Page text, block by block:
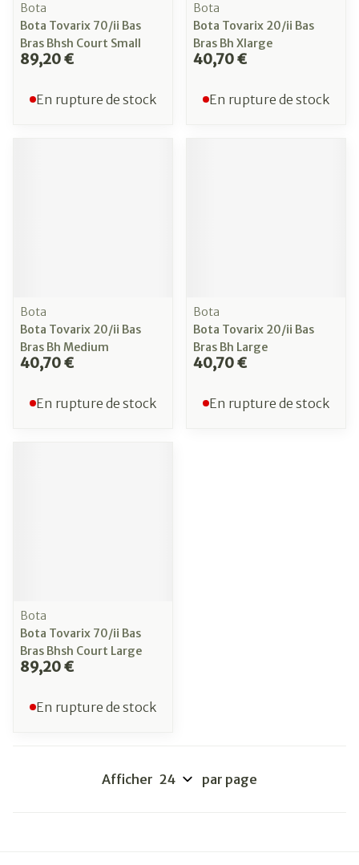
Bota
Bota Tovarix 70/ii Bas
Bras Bhsh Court Small
89,20 €
En rupture de stock
Bota
Bota Tovarix 20/ii Bas
Bras Bh Xlarge
40,70 €
En rupture de stock
Bota
Bota Tovarix 20/ii Bas
Bras Bh Medium
40,70 €
En rupture de stock
Bota
Bota Tovarix 20/ii Bas
Bras Bh Large
40,70 €
En rupture de stock
Bota
Bota Tovarix 70/ii Bas
Bras Bhsh Court Large
89,20 €
En rupture de stock
Afficher par page